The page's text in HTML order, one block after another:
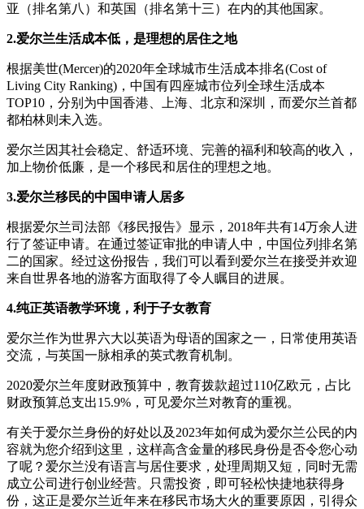
亚（排名第八）和英国（排名第十三）在内的其他国家。
2.爱尔兰生活成本低，是理想的居住之地
根据美世(Mercer)的2020年全球城市生活成本排名(Cost of
Living City Ranking)，中国有四座城市位列全球生活成本
TOP10，分别为中国香港、上海、北京和深圳，而爱尔兰首都
都柏林则未入选。
爱尔兰因其社会稳定、舒适环境、完善的福利和较高的收入，
加上物价低廉，是一个移民和居住的理想之地。
3.爱尔兰移民的中国申请人居多
根据爱尔兰司法部《移民报告》显示，2018年共有14万余人进
行了签证申请。在通过签证审批的申请人中，中国位列排名第
二的国家。经过这份报告，我们可以看到爱尔兰在接受并欢迎
来自世界各地的游客方面取得了令人瞩目的进展。
4.纯正英语教学环境，利于子女教育
爱尔兰作为世界六大以英语为母语的国家之一，日常使用英语
交流，与英国一脉相承的英式教育机制。
2020爱尔兰年度财政预算中，教育拨款超过110亿欧元，占比
财政预算总支出15.9%，可见爱尔兰对教育的重视。
有关于爱尔兰身份的好处以及2023年如何成为爱尔兰公民的内
容就为您介绍到这里，这样高含金量的移民身份是否令您心动
了呢？爱尔兰没有语言与居住要求，处理周期又短，同时无需
成立公司进行创业经营。只需投资，即可轻松快捷地获得身
份，这正是爱尔兰近年来在移民市场大火的重要原因，引得众